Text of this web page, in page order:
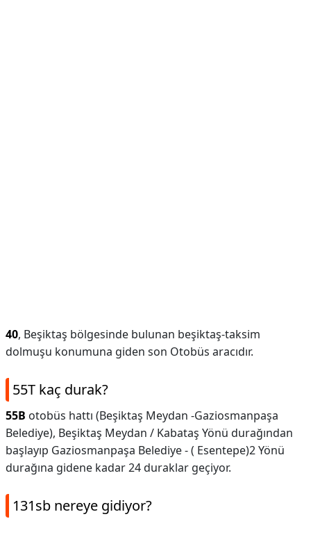
40, Beşiktaş bölgesinde bulunan beşiktaş-taksim
dolmuşu konumuna giden son Otobüs aracıdır.
55T kaç durak?
55B otobüs hattı (Beşiktaş Meydan -Gaziosmanpaşa
Belediye), Beşiktaş Meydan / Kabataş Yönü durağından
başlayıp Gaziosmanpaşa Belediye - ( Esentepe)2 Yönü
durağına gidene kadar 24 duraklar geçiyor.
131sb nereye gidiyor?